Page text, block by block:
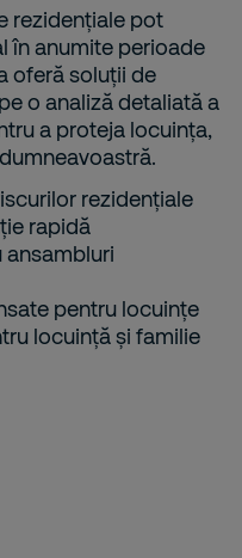
rezidențiale pot
în anumite perioade
oferă soluții de
o analiză detaliată a
a proteja locuința,
rezidențiale
rapidă
ansambluri
pentru locuințe
locuință și familie